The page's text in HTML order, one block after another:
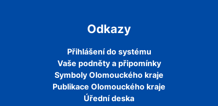
Odkazy
Přihlášení do systému
Vaše podněty a připomínky
Symboly Olomouckého kraje
Publikace Olomouckého kraje
Úřední deska